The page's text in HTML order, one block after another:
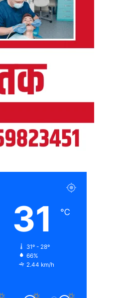
31 ℃
31º - 28º
66%
2.44 km/h